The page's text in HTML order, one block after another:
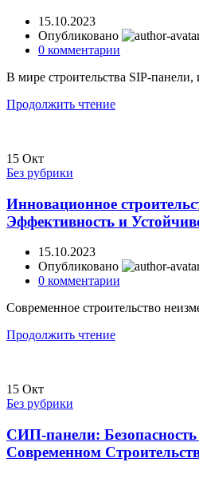
15.10.2023
Опубликовано
0 комментарии
В мире строительства SIP-панели,
Продолжить чтение
15 Окт
Без рубрики
Инновационное
Эффективность и
15.10.2023
Опубликовано
0 комментарии
Современное строительство
Продолжить чтение
15 Окт
Без рубрики
СИП-панели: Безопасность
Современном